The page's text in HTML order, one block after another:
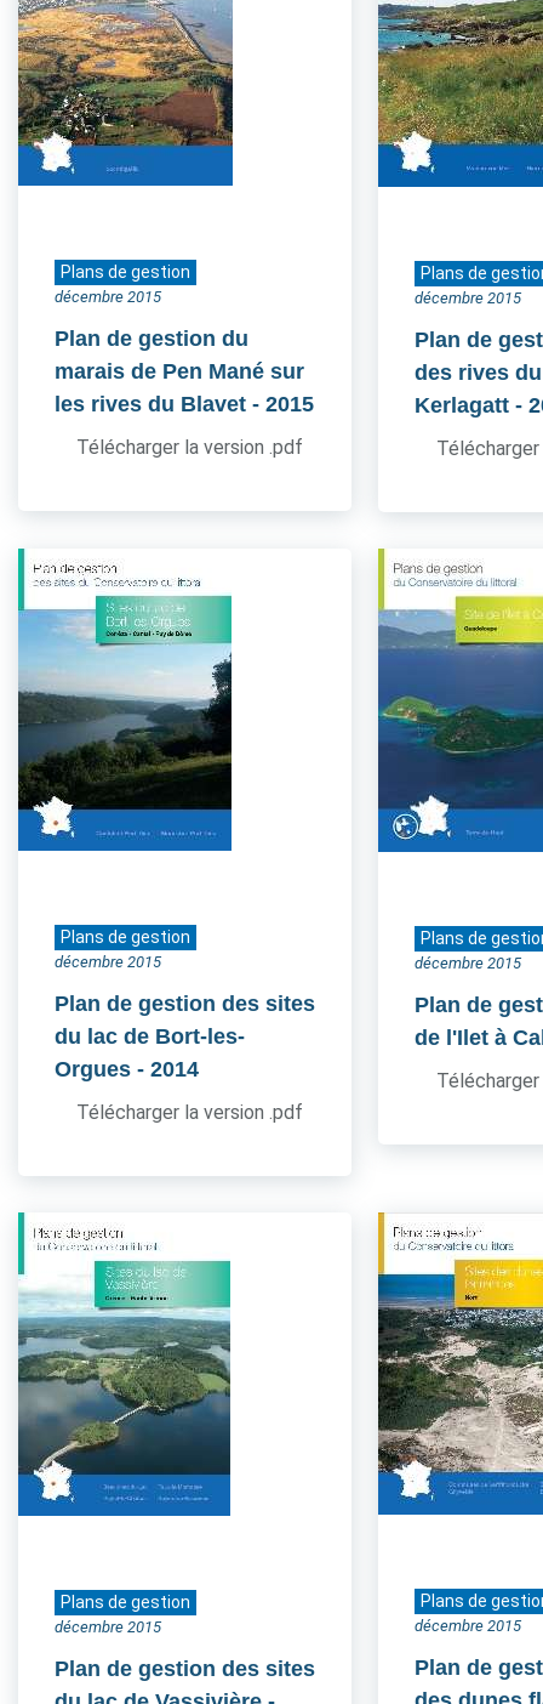
Plans de gestion
décembre 2015
Plan de gestion du
marais de Pen Mané sur
les rives du Blavet - 2015
Télécharger la version .pdf
Plans de
décembre 2015
Plan de
des rives
Kerlagatt -
Plans de gestion
décembre 2015
Plan de gestion des sites
du lac de Bort-les-
Orgues - 2014
Télécharger la version .pdf
Plans de
décembre 2015
Plan de
de l'Ilet à
Plans de gestion
décembre 2015
Plan de gestion des sites
Plans de
décembre 2015
Plan de